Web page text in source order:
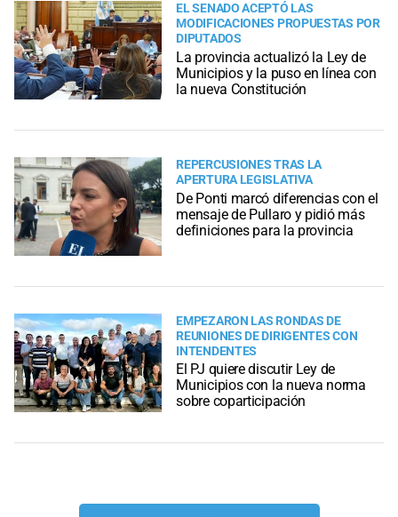
EL SENADO ACEPTÓ LAS
MODIFICACIONES PROPUESTAS POR
DIPUTADOS
La provincia actualizó la Ley de
Municipios y la puso en línea con
la nueva Constitución
REPERCUSIONES TRAS LA
APERTURA LEGISLATIVA
De Ponti marcó diferencias con el
mensaje de Pullaro y pidió más
definiciones para la provincia
EMPEZARON LAS RONDAS DE
REUNIONES DE DIRIGENTES CON
INTENDENTES
El PJ quiere discutir Ley de
Municipios con la nueva norma
sobre coparticipación